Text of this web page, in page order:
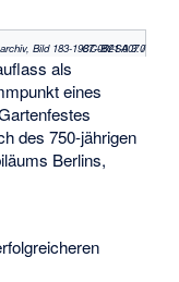
(c) Bundesarchiv, Bild 183-1987-0621-007 / CC-BY-SA 3.0
als
eines
des 750-jährigen
Berlins,